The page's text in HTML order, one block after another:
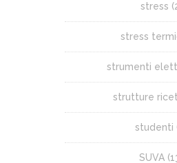
stress
stress
strumenti
strutture
studenti
SUVA